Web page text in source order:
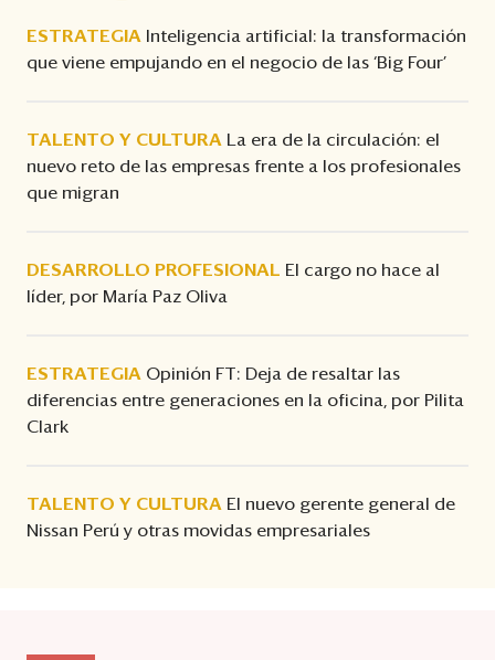
ESTRATEGIA
Inteligencia artificial: la transformación
que viene empujando en el negocio de las ‘Big Four’
TALENTO Y CULTURA
La era de la circulación: el
nuevo reto de las empresas frente a los profesionales
que migran
DESARROLLO PROFESIONAL El cargo no hace al
líder, por María Paz Oliva
ESTRATEGIA Opinión FT: Deja de resaltar las
diferencias entre generaciones en la oficina, por Pilita
Clark
TALENTO Y CULTURA El nuevo gerente general de
Nissan Perú y otras movidas empresariales